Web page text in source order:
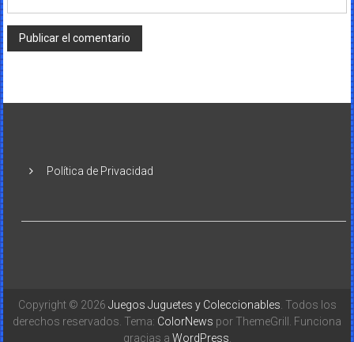
Política de Privacidad
Copyright © 2026 Juegos Juguetes y Coleccionables. Todos los
derechos reservados. Tema: ColorNews por ThemeGrill. Funciona
gracias a WordPress.